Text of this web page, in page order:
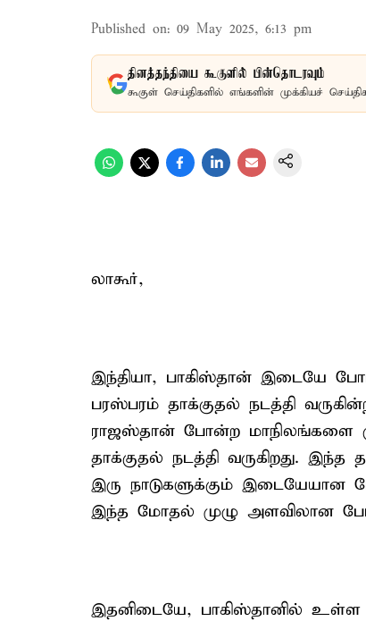
Published on: 09 May 2025, 6:13 pm
தினத்தந்தியை கூகுளில் பின்தொடரவும்
கூகுள் செய்திகளில் எங்களின் முக்கியச்
லாகூர்,
இந்தியா, பாகிஸ்தான் இடையே போர்
பரஸ்பரம் தாக்குதல் நடத்தி
ராஜஸ்தான் போன்ற மாநிலங்களை
தாக்குதல் நடத்தி வருகிறது. இந்த
இரு நாடுகளுக்கும் இடையேயான
இந்த மோதல் முழு அளவிலான
இதனிடையே, பாகிஸ்தானில் உள்ள